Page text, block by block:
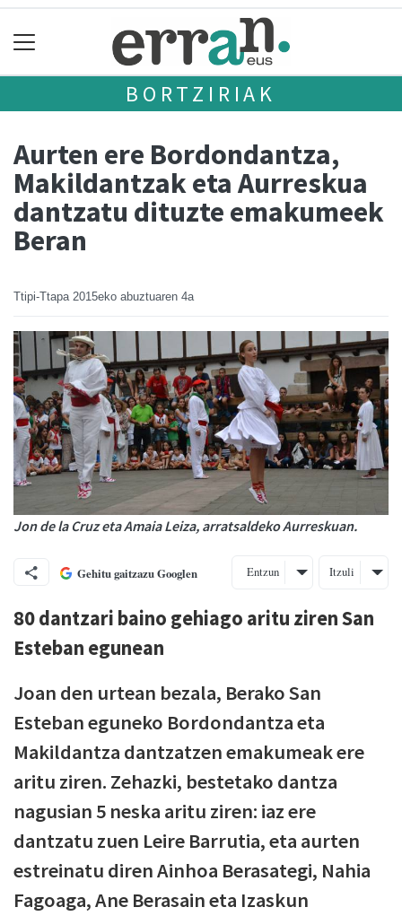
BORTZIRIAK
Aurten ere Bordondantza,
Makildantzak eta Aurreskua
dantzatu dituzte emakumeek
Beran
Ttipi-Ttapa 2015eko abuztuaren 4a
Jon de la Cruz eta Amaia Leiza, arratsaldeko Aurreskuan.
Gehitu gaitzazu Googlen Entzun Itzuli
80 dantzari baino gehiago aritu ziren San
Esteban egunean
Joan den urtean bezala, Berako San
Esteban eguneko Bordondantza eta
Makildantza dantzatzen emakumeak ere
aritu ziren. Zehazki, bestetako dantza
nagusian 5 neska aritu ziren: iaz ere
dantzatu zuen Leire Barrutia, eta aurten
estreinatu diren Ainhoa Berasategi, Nahia
Fagoaga, Ane Berasain eta Izaskun